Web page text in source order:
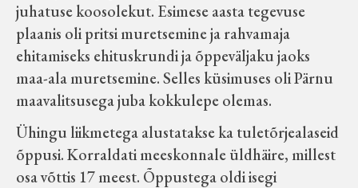
Koduleht on teoks saanud tänu Sillaotsa
Muuseumisõprade Seltsingu, Kohaliku
Omaalgatuse Programmi ja Märjamaa
Vallavalitsuse abile.
juhatuse koosolekut. Esimese aasta tegevuse
plaanis oli pritsi muretsemine ja rahvamaja
ehitamiseks ehituskrundi ja õppeväljaku jaoks
maa-ala muretsemine. Selles küsimuses oli Pärnu
maavalitsusega juba kokkulepe olemas.
Ühingu liikmetega alustatakse ka tuletõrjealaseid
õppusi. Korraldati meeskonnale üldhäire, millest
osa võttis 17 meest. Õppustega oldi isegi